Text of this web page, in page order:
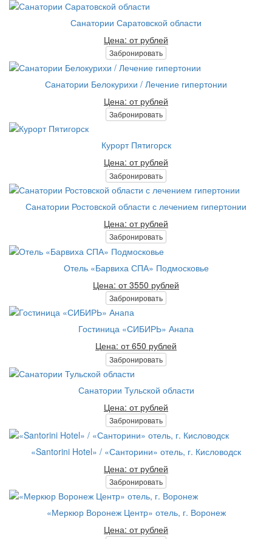
Санатории Саратовской области
Цена: от рублей
Забронировать
Санатории Белокурихи / Лечение гипертонии
Цена: от рублей
Забронировать
Курорт Пятигорск
Цена: от рублей
Забронировать
Санатории Ростовской области с лечением гипертонии
Цена: от рублей
Забронировать
Отель «Барвиха СПА» Подмосковье
Цена: от 3550 рублей
Забронировать
Гостиница «СИБИРЬ» Анапа
Цена: от 650 рублей
Забронировать
Санатории Тульской области
Цена: от рублей
Забронировать
«Santorini Hotel» / «Санторини» отель, г. Кисловодск
Цена: от рублей
Забронировать
«Меркюр Воронеж Центр» отель, г. Воронеж
Цена: от рублей